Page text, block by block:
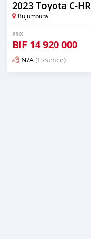
2023 Toyota C-HR
Bujumbura
PRIX
BIF 14 920 000
N/A (Essence)